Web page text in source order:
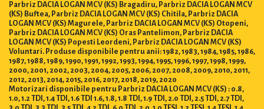
Parbriz DACIA LOGAN MCV (KS) Bragadiru, Parbriz DACIA LOGAN MCV
(KS) Buftea, Parbriz DACIA LOGAN MCV (KS) Chitila, Parbriz DACIA
LOGAN MCV (KS) Magurele, Parbriz DACIA LOGAN MCV (KS) Otopeni,
Parbriz DACIA LOGAN MCV (KS) Oras Pantelimon, Parbriz DACIA
LOGAN MCV (KS) Popesti Leordeni, Parbriz DACIA LOGAN MCV (KS)
Voluntari. Produse disponibile pentru anii: 1982, 1983, 1984, 1985, 1986,
1987, 1988, 1989, 1990, 1991, 1992, 1993, 1994, 1995, 1996, 1997, 1998, 1999,
2000, 2001, 2002, 2003, 2004, 2005, 2006, 2007, 2008, 2009, 2010, 2011,
2012, 2013, 2014, 2015, 2016, 2017, 2018, 2019, 2020
Motorizari disponibile pentru Parbriz DACIA LOGAN MCV (KS) : 0.8,
1.0, 1.2 TDI, 1.4 TDI, 1.6 TDI 1.6, 1.8, 1.8 TDI, 1.9 TDI, 2.0 TDI, 2.5 TDI, 2.7 TDI,